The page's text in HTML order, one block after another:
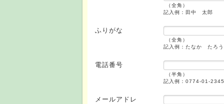
（全角）
記入例：田中 太郎
ふりがな
（全角）
記入例：たなか たろう
電話番号
（半角）
記入例：0774-01-2345
メールアドレ